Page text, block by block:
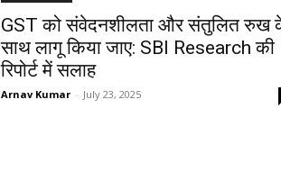
GST को संवेदनशीलता और संतुलित रुख
साथ लागू किया जाए: SBI Research की
रिपोर्ट में सलाह
Arnav Kumar - July 23, 2025